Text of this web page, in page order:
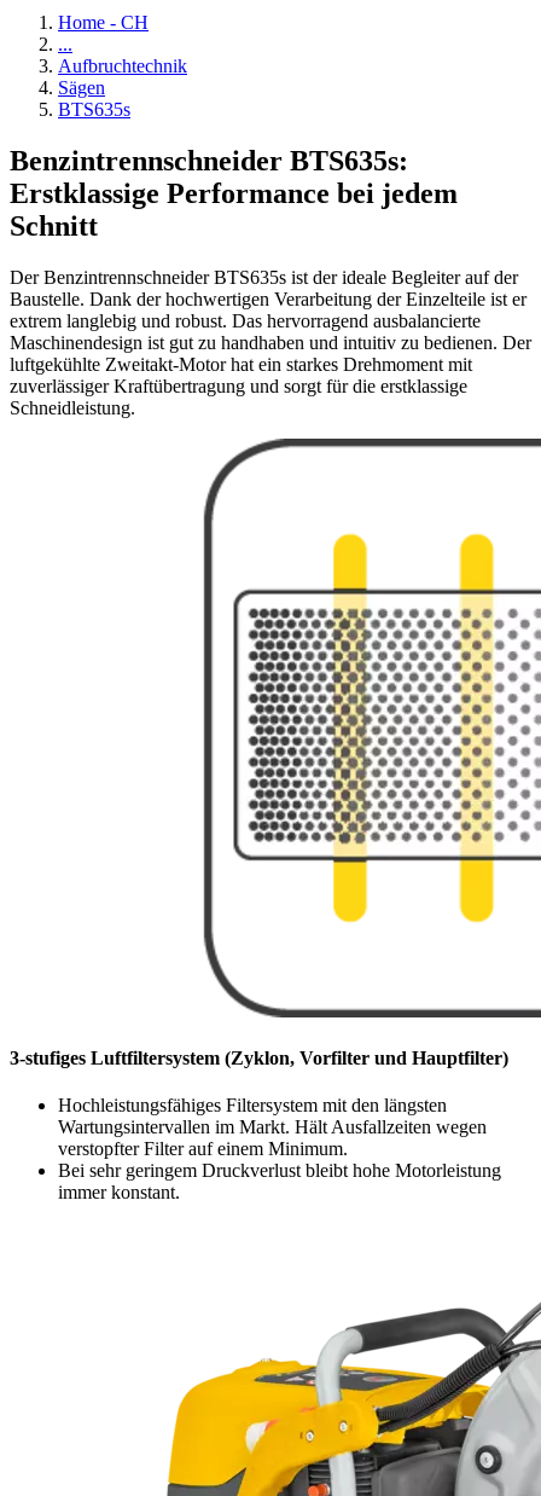
Home - CH
...
Aufbruchtechnik
Sägen
BTS635s
Benzintrennschneider BTS635s:
Erstklassige Performance bei jedem
Schnitt
Der Benzintrennschneider BTS635s ist der ideale Begleiter auf der
Baustelle. Dank der hochwertigen Verarbeitung der Einzelteile ist er
extrem langlebig und robust. Das hervorragend ausbalancierte
Maschinendesign ist gut zu handhaben und intuitiv zu bedienen. Der
luftgekühlte Zweitakt-Motor hat ein starkes Drehmoment mit
zuverlässiger Kraftübertragung und sorgt für die erstklassige
Schneidleistung.
3-stufiges Luftfiltersystem (Zyklon, Vorfilter und Hauptfilter)
Hochleistungsfähiges Filtersystem mit den längsten
Wartungsintervallen im Markt. Hält Ausfallzeiten wegen
verstopfter Filter auf einem Minimum.
Bei sehr geringem Druckverlust bleibt hohe Motorleistung
immer konstant.